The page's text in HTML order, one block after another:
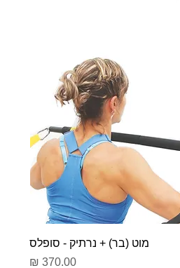
מוט (בר) + נרתיק - סופלס
מחיר